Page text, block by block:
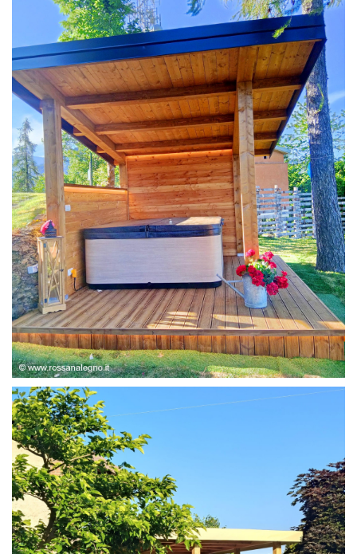
STRUTTURA ABETE LAMELLARE, RIVESTIMENTO IN
LARICE,